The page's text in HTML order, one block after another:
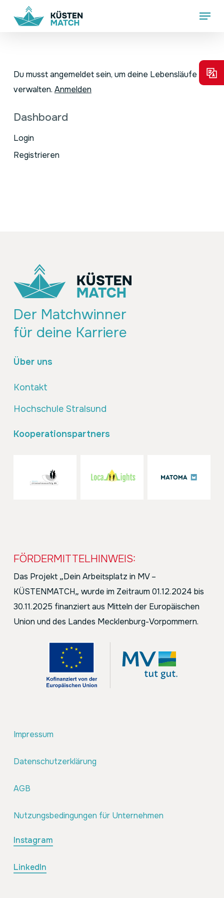
Menu
Du musst angemeldet sein, um deine Lebensläufe zu
verwalten. Anmelden
Dashboard
Login
Registrieren
Der Matchwinner
für deine Karriere
Über uns
Kontakt
Hochschule Stralsund
Kooperationspartners
FÖRDERMITTELHINWEIS:
Das Projekt „Dein Arbeitsplatz in MV –
KÜSTENMATCH„ wurde im Zeitraum 01.12.2024 bis
30.11.2025 finanziert aus Mitteln der Europäischen
Union und des Landes Mecklenburg-Vorpommern.
Impressum
Datenschutzerklärung
AGB
Nutzungsbedingungen für Unternehmen
Instagram
LinkedIn